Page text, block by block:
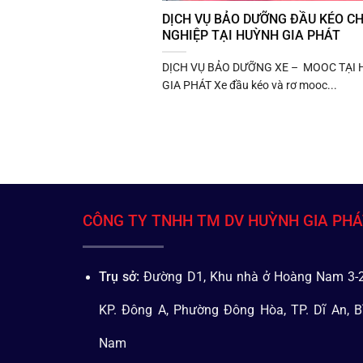
DỊCH VỤ BẢO DƯỠNG ĐẦU KÉO
NGHIỆP TẠI HUỲNH GIA PHÁT
DỊCH VỤ BẢO DƯỠNG XE – MOOC TẠI
GIA PHÁT Xe đầu kéo và rơ mooc...
CÔNG TY TNHH TM DV HUỲNH GIA
Trụ sở: Đường D1, Khu nhà ở Hoàng Nam 3-
KP. Đông A, Phường Đông Hòa, TP. Dĩ An,
Nam